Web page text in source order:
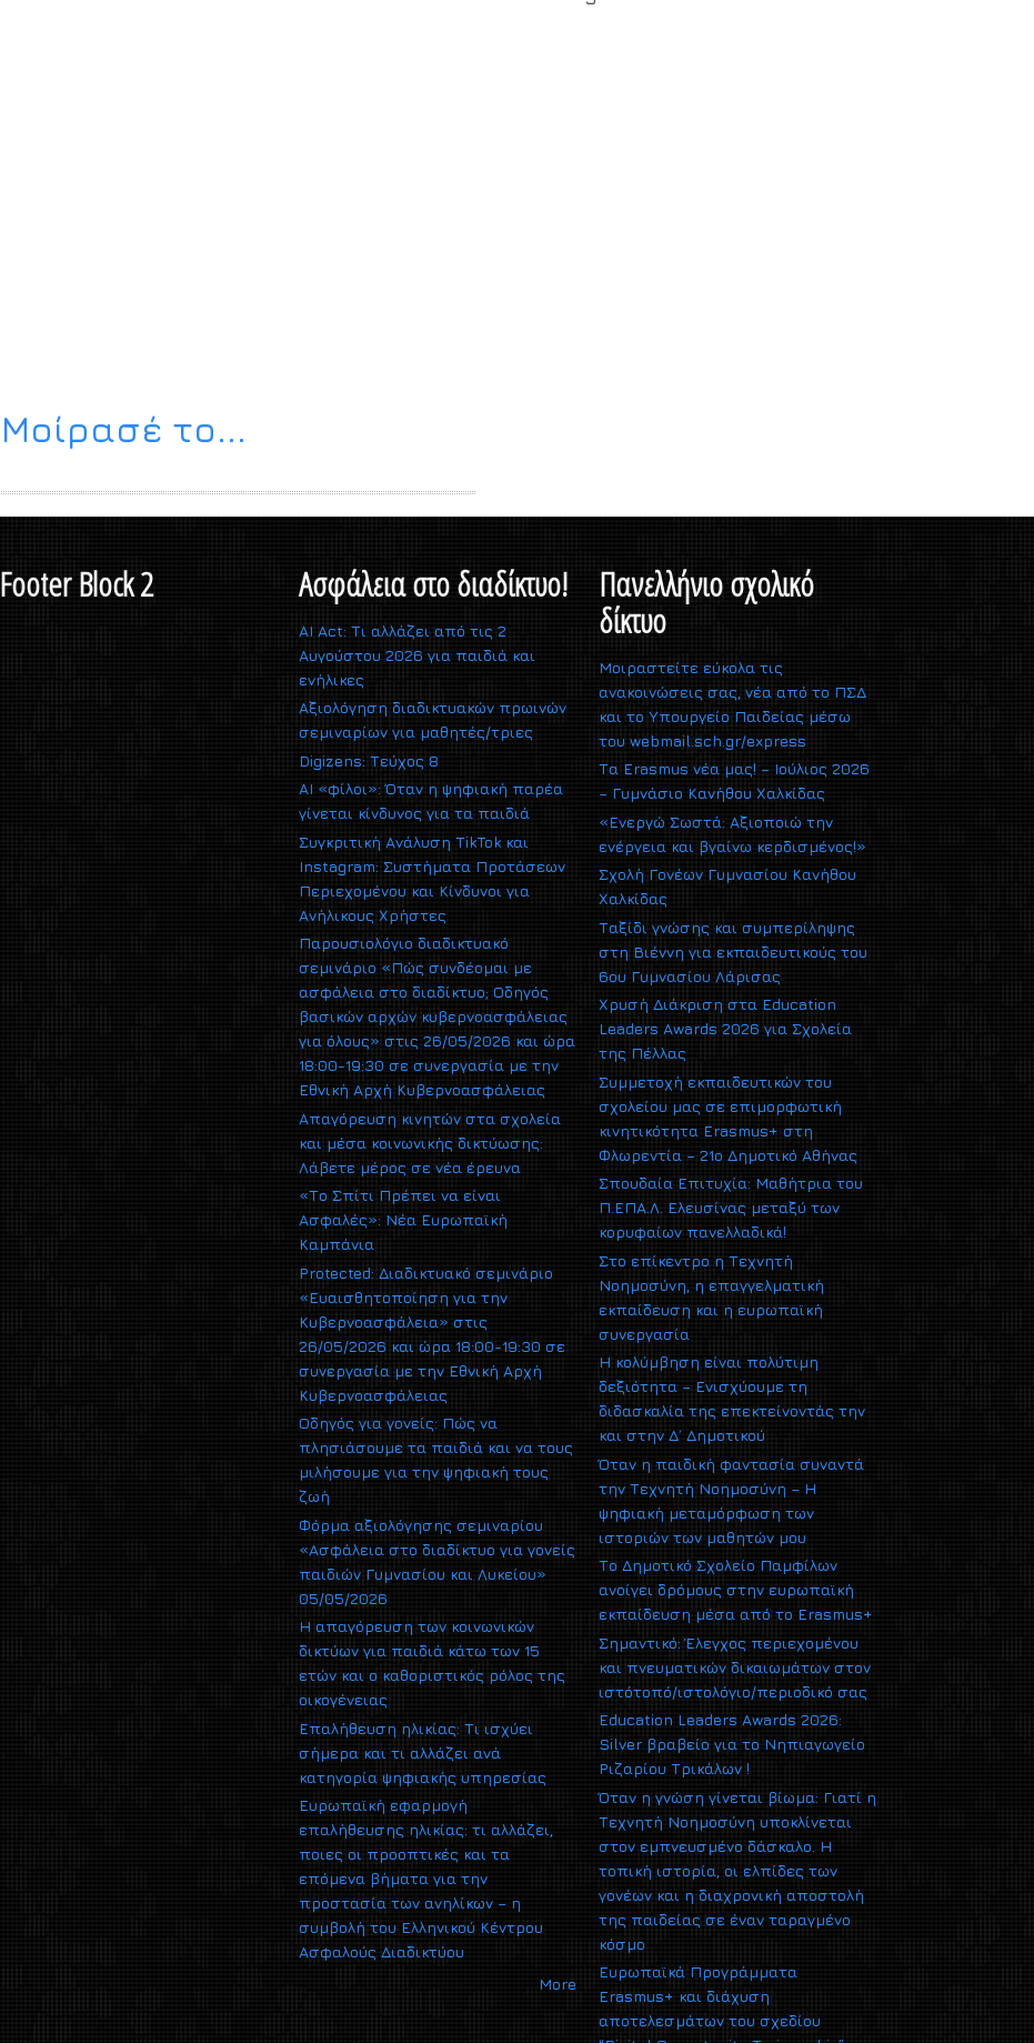
Μοίρασέ το...
Footer Block 2 Ασφάλεια στο διαδίκτυο!
AI Act: Τι αλλάζει από τις 2
Αυγούστου 2026 για παιδιά και
ενήλικες
Αξιολόγηση διαδικτυακών πρωινών
σεμιναρίων για μαθητές/τριες
Digizens: Τεύχος 8
AI «φίλοι»: Όταν η ψηφιακή παρέα
γίνεται κίνδυνος για τα παιδιά
Συγκριτική Ανάλυση TikTok και
Instagram: Συστήματα Προτάσεων
Περιεχομένου και Κίνδυνοι για
Ανήλικους Χρήστες
Παρουσιολόγιο διαδικτυακό
σεμινάριο «Πώς συνδέομαι με
ασφάλεια στο διαδίκτυο; Οδηγός
βασικών αρχών κυβερνοασφάλειας
για όλους» στις 26/05/2026 και ώρα
18:00-19:30 σε συνεργασία με την
Εθνική Αρχή Κυβερνοασφάλειας
Απαγόρευση κινητών στα σχολεία
και μέσα κοινωνικής δικτύωσης:
Λάβετε μέρος σε νέα έρευνα
«Το Σπίτι Πρέπει να είναι
Ασφαλές»: Νέα Ευρωπαϊκή
Καμπάνια
Protected: Διαδικτυακό σεμινάριο
«Ευαισθητοποίηση για την
Κυβερνοασφάλεια» στις
26/05/2026 και ώρα 18:00-19:30 σε
συνεργασία με την Εθνική Αρχή
Κυβερνοασφάλειας
Οδηγός για γονείς: Πώς να
πλησιάσουμε τα παιδιά και να τους
μιλήσουμε για την ψηφιακή τους
ζωή
Φόρμα αξιολόγησης σεμιναρίου
«Ασφάλεια στο διαδίκτυο για γονείς
παιδιών Γυμνασίου και Λυκείου»
05/05/2026
Η απαγόρευση των κοινωνικών
δικτύων για παιδιά κάτω των 15
ετών και ο καθοριστικός ρόλος της
οικογένειας
Επαλήθευση ηλικίας: Τι ισχύει
σήμερα και τι αλλάζει ανά
κατηγορία ψηφιακής υπηρεσίας
Ευρωπαϊκή εφαρμογή
επαλήθευσης ηλικίας: τι αλλάζει,
ποιες οι προοπτικές και τα
επόμενα βήματα για την
προστασία των ανηλίκων – η
συμβολή του Ελληνικού Κέντρου
Ασφαλούς Διαδικτύου
More
Πανελλήνιο σχολικό
δίκτυο
Μοιραστείτε εύκολα τις
ανακοινώσεις σας, νέα από το ΠΣΔ
και το Υπουργείο Παιδείας μέσω
του webmail.sch.gr/express
Τα Erasmus νέα μας! – Ιούλιος 2026
– Γυμνάσιο Κανήθου Χαλκίδας
«Ενεργώ Σωστά: Αξιοποιώ την
ενέργεια και βγαίνω κερδισμένος!»
Σχολή Γονέων Γυμνασίου Κανήθου
Χαλκίδας
Ταξίδι γνώσης και συμπερίληψης
στη Βιέννη για εκπαιδευτικούς του
6ου Γυμνασίου Λάρισας
Χρυσή Διάκριση στα Education
Leaders Awards 2026 για Σχολεία
της Πέλλας
Συμμετοχή εκπαιδευτικών του
σχολείου μας σε επιμορφωτική
κινητικότητα Erasmus+ στη
Φλωρεντία – 21ο Δημοτικό Αθήνας
Σπουδαία Επιτυχία: Μαθήτρια του
Π.ΕΠΑ.Λ. Ελευσίνας μεταξύ των
κορυφαίων πανελλαδικά!
Στο επίκεντρο η Τεχνητή
Νοημοσύνη, η επαγγελματική
εκπαίδευση και η ευρωπαϊκή
συνεργασία
Η κολύμβηση είναι πολύτιμη
δεξιότητα – Ενισχύουμε τη
διδασκαλία της επεκτείνοντάς την
και στην Δ΄ Δημοτικού
Όταν η παιδική φαντασία συναντά
την Τεχνητή Νοημοσύνη – Η
ψηφιακή μεταμόρφωση των
ιστοριών των μαθητών μου
Το Δημοτικό Σχολείο Παμφίλων
ανοίγει δρόμους στην ευρωπαϊκή
εκπαίδευση μέσα από το Erasmus+
Σημαντικό: Έλεγχος περιεχομένου
και πνευματικών δικαιωμάτων στον
ιστότοπό/ιστολόγιο/περιοδικό σας
Education Leaders Awards 2026:
Silver βραβείο για το Νηπιαγωγείο
Ριζαρίου Τρικάλων !
Όταν η γνώση γίνεται βίωμα: Γιατί η
Τεχνητή Νοημοσύνη υποκλίνεται
στον εμπνευσμένο δάσκαλο. Η
τοπική ιστορία, οι ελπίδες των
γονέων και η διαχρονική αποστολή
της παιδείας σε έναν ταραγμένο
κόσμο
Ευρωπαϊκά Προγράμματα
Erasmus+ και διάχυση
αποτελεσμάτων του σχεδίου